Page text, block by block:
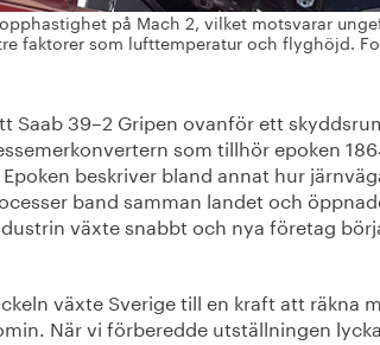
på Mach 2, vilket motsvarar
faktorer som lufttemperatur och flyghöjd.
Saab 39–2 Gripen ovanför ett
som tillhör epoken
beskriver bland annat hur
band samman landet och
växte snabbt och nya företag
växte Sverige till en kraft att räkna
När vi förberedde utställningen